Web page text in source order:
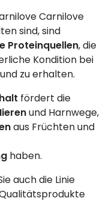
Carnilove
sind, sind
Proteinquellen, die
Kondition bei
zu erhalten.
fördert die
und Harnwege,
aus Früchten und
haben.
auch die Linie